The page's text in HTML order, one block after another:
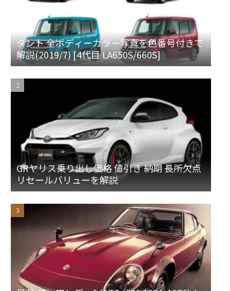
タント 全ボディーカラー写真を色番号付きで
解説(2019/7) [4代目 LA650S/660S]
GRヤリス乗り出し価格 値引き 納期 長所欠点
リセールバリューを解説